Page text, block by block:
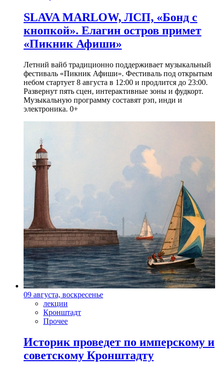
SLAVA MARLOW, ЛСП, «Бонд с
кнопкой». Елагин остров примет
«Пикник Афиши»
Летний вайб традиционно поддерживает музыкальный
фестиваль «Пикник Афиши». Фестиваль под открытым
небом стартует 8 августа в 12:00 и продлится до 23:00.
Развернут пять сцен, интерактивные зоны и фудкорт.
Музыкальную программу составят рэп, инди и
электроника. 0+
09 августа, воскресенье
лекции
Кронштадт
Прочее
Историк проведет по имперскому и
советскому Кронштадту